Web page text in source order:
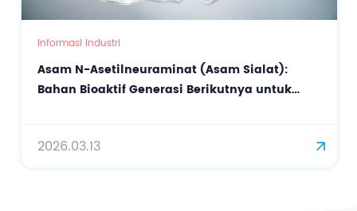
Informasi Industri
Asam N-Asetilneuraminat (Asam Sialat):
Bahan Bioaktif Generasi Berikutnya untuk
2026.03.13